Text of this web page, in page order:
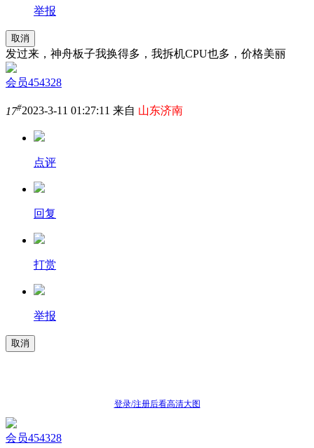
举报
取消
发过来，神舟板子我换得多，我拆机CPU也多，价格美丽
会员454328
17#2023-3-11 01:27:11 来自 山东济南
点评
回复
打赏
举报
取消
登录/注册后看高清大图
会员454328